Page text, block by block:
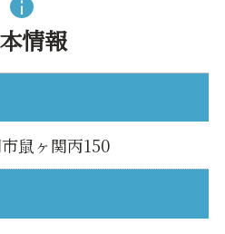
情報
鼠ヶ関丙150